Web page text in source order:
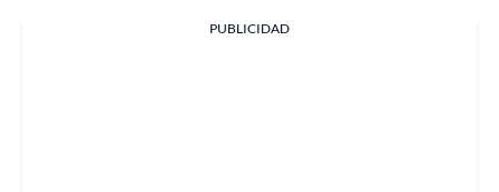
PUBLICIDAD